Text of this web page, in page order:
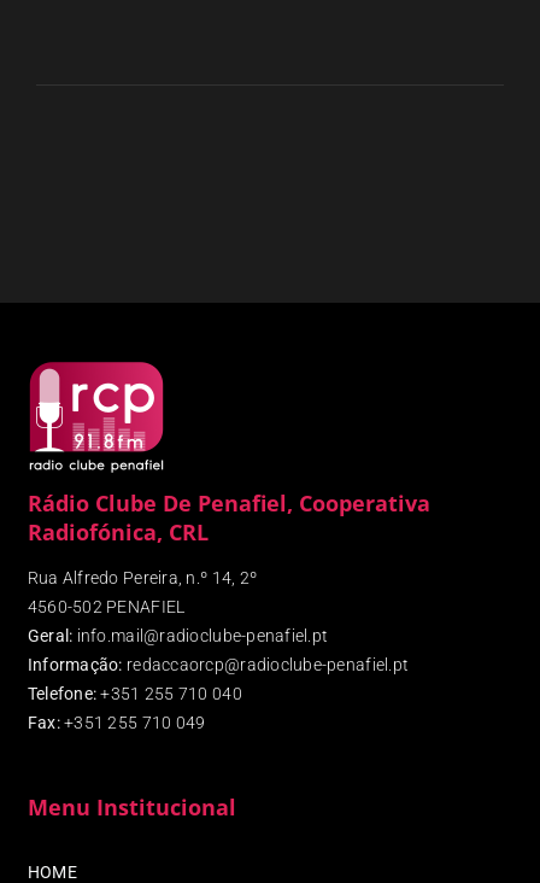
Rádio Clube De Penafiel, Cooperativa
Radiofónica, CRL
Rua Alfredo Pereira, n.º 14, 2º
4560-502 PENAFIEL
Geral: info.mail@radioclube-penafiel.pt
Informação: redaccaorcp@radioclube-penafiel.pt
Telefone: +351 255 710 040
Fax:+351 255 710 049
Menu Institucional
HOME